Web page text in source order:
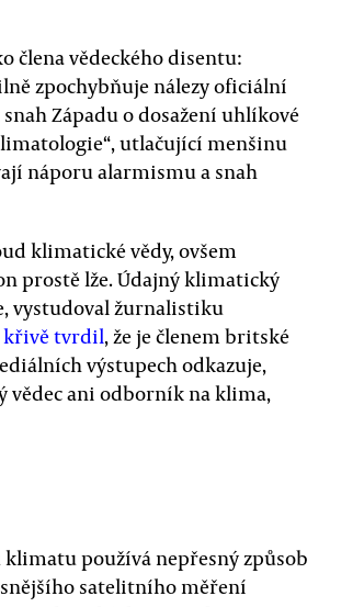
člena vědeckého disentu:
zpochybňuje nálezy oficiální
Západu o dosažení uhlíkové
utlačující menšinu
náporu alarmismu a snah
klimatické vědy, ovšem
prostě lže. Údajný klimatický
vystudoval žurnalistiku
křivě tvrdil, že je členem britské
výstupech odkazuje,
vědec ani odborník na klima,
používá nepřesný způsob
satelitního měření